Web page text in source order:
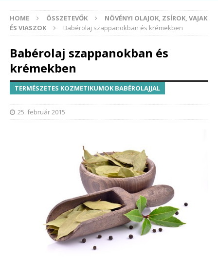
HOME ÖSSZETEVŐK
NÖVÉNYI OLAJOK, ZSÍROK, VAJAK
ÉS VIASZOK
Babérolaj szappanokban és krémekben
Babérolaj szappanokban és
krémekben
TERMÉSZETES KOZMETIKUMOK BABÉROLAJJAL
25. február 2015